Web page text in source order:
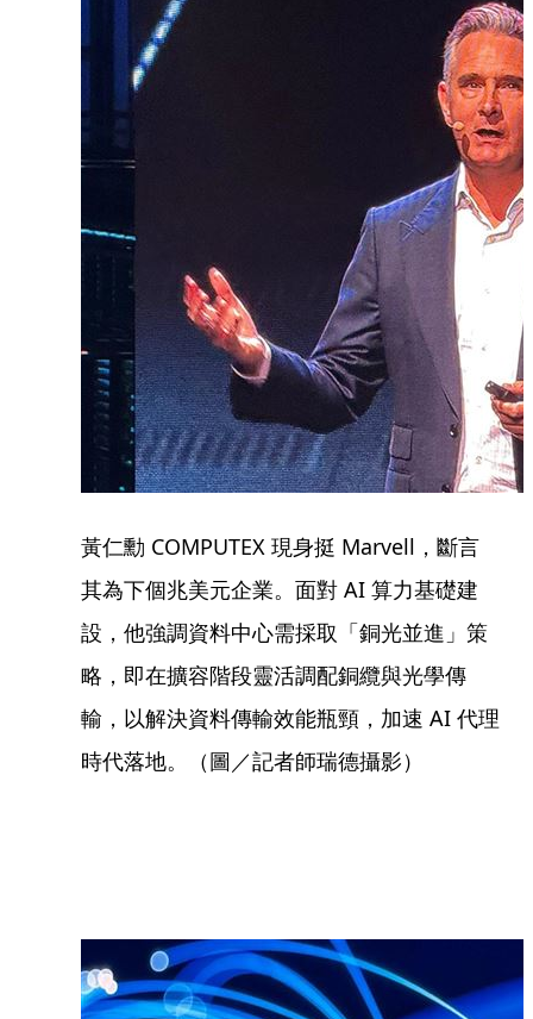
黃仁勳 COMPUTEX 現身挺 Marvell，斷言
其為下個兆美元企業。面對 AI 算力基礎建
設，他強調資料中心需採取「銅光並進」策
略，即在擴容階段靈活調配銅纜與光學傳
輸，以解決資料傳輸效能瓶頸，加速 AI 代理
時代落地。（圖／記者師瑞德攝影）